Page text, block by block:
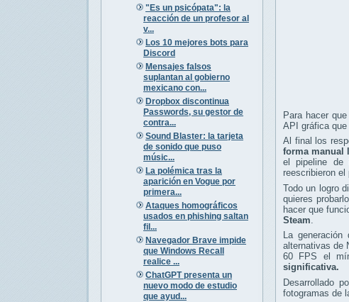
"Es un psicópata": la
reacción de un profesor al
v...
Los 10 mejores bots para
Discord
Mensajes falsos
suplantan al gobierno
mexicano con...
Dropbox discontinua
Passwords, su gestor de
contra...
Sound Blaster: la tarjeta
de sonido que puso
músic...
La polémica tras la
aparición en Vogue por
primera...
Ataques homográficos
usados en phishing saltan
fil...
Navegador Brave impide
que Windows Recall
realice ...
ChatGPT presenta un
nuevo modo de estudio
que ayud...
Para hacer
API gráfica
Al final los
forma manual
el pipeline de
reescribieron
Todo un logro
quieres
hacer que
Steam
La
alternativas de
60 FPS el
significativa.
Desarrollado
fotogramas de